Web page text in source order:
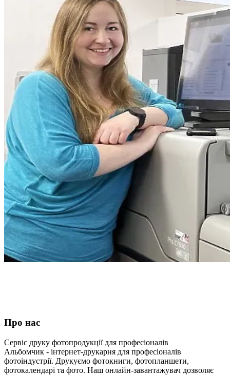
Про нас
Сервіс друку фотопродукції для професіоналів
Альбомчик - інтернет-друкарня для професіоналів
фотоіндустрії. Друкуємо фотокниги, фотопланшети,
фотокалендарі та фото. Наш онлайн-завантажувач дозволяє